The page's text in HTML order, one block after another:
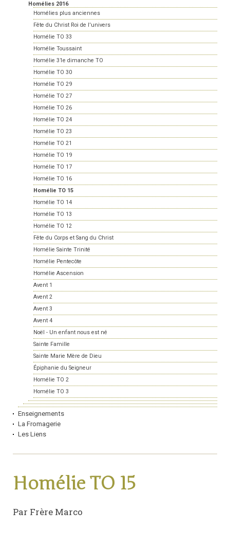
Homélies 2016
Homélies plus anciennes
Fête du Christ Roi de l'univers
Homélie TO 33
Homélie Toussaint
Homélie 31e dimanche TO
Homélie TO 30
Homélie TO 29
Homélie TO 27
Homélie TO 26
Homélie TO 24
Homélie TO 23
Homélie TO 21
Homélie TO 19
Homélie TO 17
Homélie TO 16
Homélie TO 15
Homélie TO 14
Homélie TO 13
Homélie TO 12
Fête du Corps et Sang du Christ
Homélie Sainte Trinité
Homélie Pentecôte
Homélie Ascension
Avent 1
Avent 2
Avent 3
Avent 4
Noël - Un enfant nous est né
Sainte Famille
Sainte Marie Mère de Dieu
Épiphanie du Seigneur
Homélie TO 2
Homélie TO 3
Enseignements
La Fromagerie
Les Liens
Homélie TO 15
Par Frère Marco